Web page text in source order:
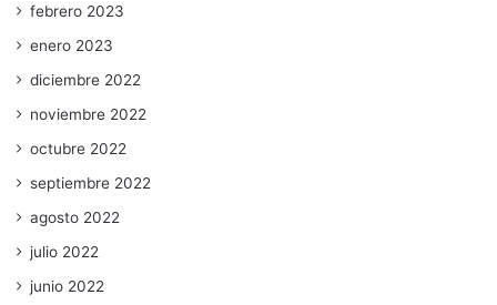
febrero 2023
enero 2023
diciembre 2022
noviembre 2022
octubre 2022
septiembre 2022
agosto 2022
julio 2022
junio 2022